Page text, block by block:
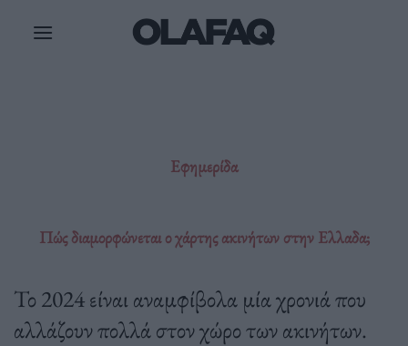
Εφημερίδα
Πώς διαμορφώνεται ο χάρτης ακινήτων στην Ελλαδα;
Το 2024 είναι αναμφίβολα μία χρονιά που
αλλάζουν πολλά στον χώρο των ακινήτων.